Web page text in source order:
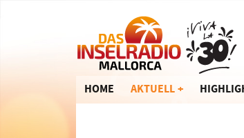
HOME AKTUELL